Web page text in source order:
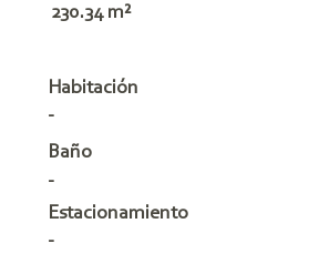
230.34 m²
Habitación
-
Baño
-
Estacionamiento
-